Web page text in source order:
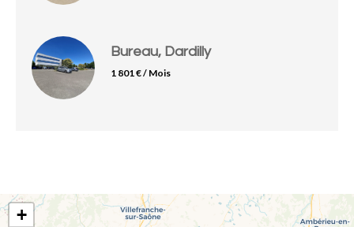
Bureau, Dardilly
1 801 € / Mois
+